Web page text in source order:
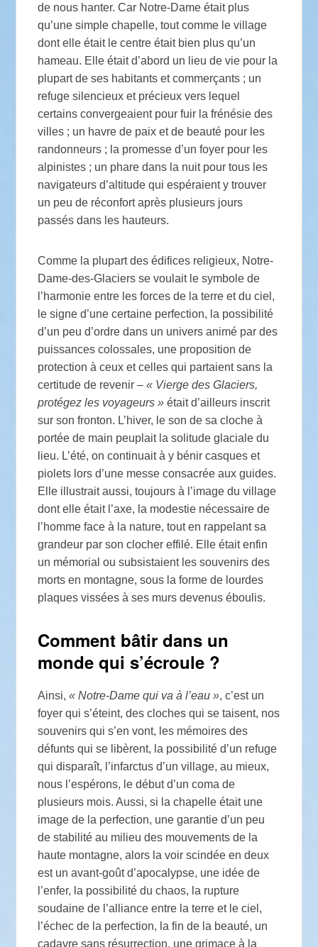
de nous hanter. Car Notre-Dame était plus
qu’une simple chapelle, tout comme le village
dont elle était le centre était bien plus qu’un
hameau. Elle était d’abord un lieu de vie pour la
plupart de ses habitants et commerçants ; un
refuge silencieux et précieux vers lequel
certains convergeaient pour fuir la frénésie des
villes ; un havre de paix et de beauté pour les
randonneurs ; la promesse d’un foyer pour les
alpinistes ; un phare dans la nuit pour tous les
navigateurs d’altitude qui espéraient y trouver
un peu de réconfort après plusieurs jours
passés dans les hauteurs.
Comme la plupart des édifices religieux, Notre-
Dame-des-Glaciers se voulait le symbole de
l’harmonie entre les forces de la terre et du ciel,
le signe d’une certaine perfection, la possibilité
d’un peu d’ordre dans un univers animé par des
puissances colossales, une proposition de
protection à ceux et celles qui partaient sans la
certitude de revenir –« Vierge des Glaciers,
protégez les voyageurs » était d’ailleurs inscrit
sur son fronton. L’hiver, le son de sa cloche à
portée de main peuplait la solitude glaciale du
lieu. L’été, on continuait à y bénir casques et
piolets lors d’une messe consacrée aux guides.
Elle illustrait aussi, toujours à l’image du village
dont elle était l’axe, la modestie nécessaire de
l’homme face à la nature, tout en rappelant sa
grandeur par son clocher effilé. Elle était enfin
un mémorial ou subsistaient les souvenirs des
morts en montagne, sous la forme de lourdes
plaques vissées à ses murs devenus éboulis.
Comment bâtir dans un
monde qui s’écroule ?
Ainsi,« Notre-Dame qui va à l’eau », c’est un
foyer qui s’éteint, des cloches qui se taisent, nos
souvenirs qui s’en vont, les mémoires des
défunts qui se libèrent, la possibilité d’un refuge
qui disparaît, l’infarctus d’un village, au mieux,
nous l’espérons, le début d’un coma de
plusieurs mois. Aussi, si la chapelle était une
image de la perfection, une garantie d’un peu
de stabilité au milieu des mouvements de la
haute montagne, alors la voir scindée en deux
est un avant-goût d’apocalypse, une idée de
l’enfer, la possibilité du chaos, la rupture
soudaine de l’alliance entre la terre et le ciel,
l’échec de la perfection, la fin de la beauté, un
cadavre sans résurrection, une grimace à la